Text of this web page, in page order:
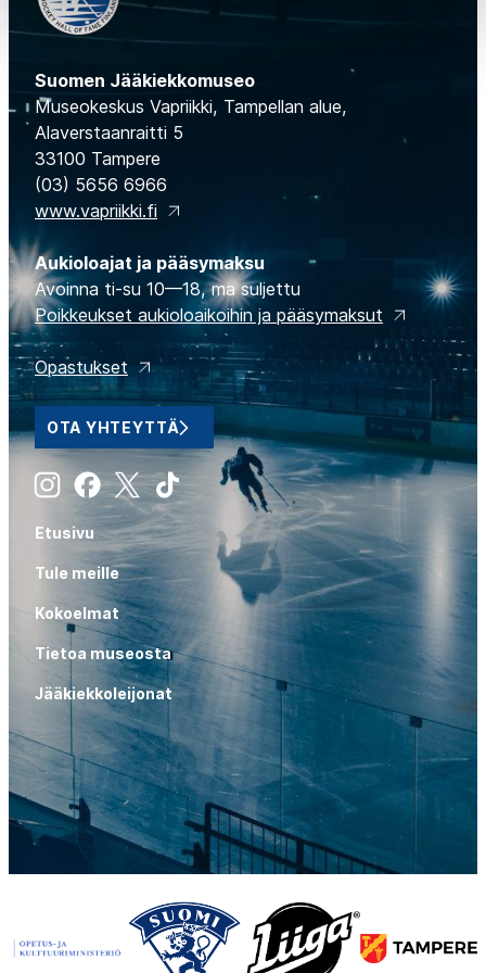
Suomen Jääkiekkomuseo
Museokeskus Vapriikki, Tampellan alue,
Alaverstaanraitti 5
33100 Tampere
(03) 5656 6966
www.vapriikki.fi
Aukioloajat ja pääsymaksu
Avoinna ti-su 10—18, ma suljettu
Poikkeukset aukioloaikoihin ja pääsymaksut
Opastukset
OTA YHTEYTTÄ
InstagramFacebook
X Tiktok
Etusivu
Tule meille
Kokoelmat
Tietoa museosta
Jääkiekkoleijonat